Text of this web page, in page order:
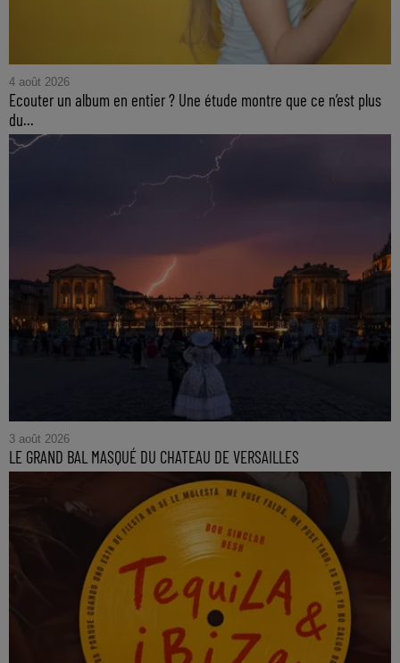
4 août 2026
Ecouter un album en entier ? Une étude montre que ce n’est plus
du...
3 août 2026
LE GRAND BAL MASQUÉ DU CHATEAU DE VERSAILLES